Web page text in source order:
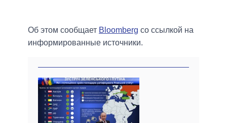
Об этом сообщает Bloomberg со ссылкой на
информированные источники.